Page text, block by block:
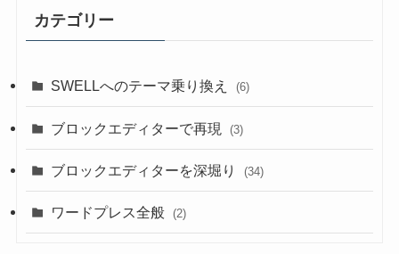
カテゴリー
SWELLへのテーマ乗り換え (6)
ブロックエディターで再現 (3)
ブロックエディターを深堀り (34)
ワードプレス全般 (2)